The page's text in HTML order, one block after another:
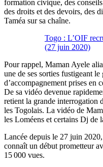
formation civique, des
des droits et des devoirs, des
Taméa sur sa chaîne.
Togo : L’OIF
(27 juin 2020)
Pour rappel, Maman Ayele
une de ses sorties fustigeant
d’accompagnement prises en
De sa vidéo devenue
retient la grande interrogation
les Togolais. La vidéo de
les Loméens et certains Dj de
Lancée depuis le 27 juin
connaît un début prometteur
15 000 vues.